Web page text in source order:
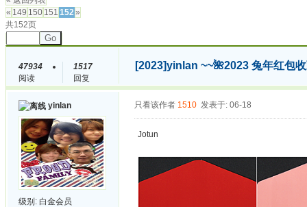
« 149 150 151 152»
共152页
Go
47934
阅读
1517
回复
[2023]yinlan ~~🌺2023 兔年红包
yinlan
级别: 白金会员
只看该作者 1510 发表于: 06-18
Jotun